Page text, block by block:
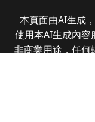
本頁面由AI生成
使用本AI生成內容
非商業用途，任何